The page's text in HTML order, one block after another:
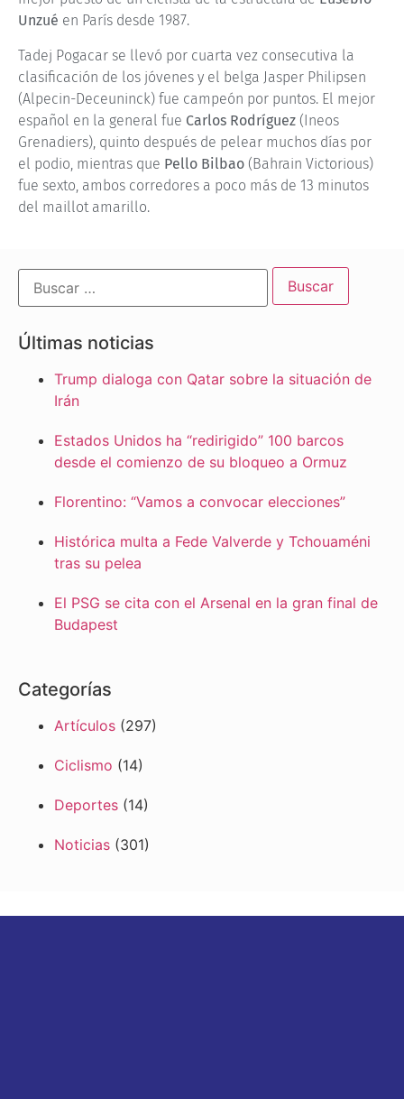
Unzué en París desde 1987.
Tadej Pogacar se llevó por cuarta vez consecutiva la
clasificación de los jóvenes y el belga Jasper Philipsen
(Alpecin-Deceuninck) fue campeón por puntos. El mejor
español en la general fue Carlos Rodríguez (Ineos
Grenadiers), quinto después de pelear muchos días por
el podio, mientras que Pello Bilbao (Bahrain Victorious)
fue sexto, ambos corredores a poco más de 13 minutos
del maillot amarillo.
Últimas noticias
Trump dialoga con Qatar sobre la situación de
Irán
Estados Unidos ha “redirigido” 100 barcos
desde el comienzo de su bloqueo a Ormuz
Florentino: “Vamos a convocar elecciones”
Histórica multa a Fede Valverde y Tchouaméni
tras su pelea
El PSG se cita con el Arsenal en la gran final de
Budapest
Categorías
Artículos (297)
Ciclismo (14)
Deportes (14)
Noticias (301)